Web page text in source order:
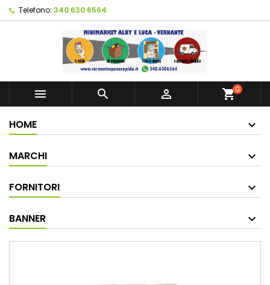
Telefono: 340 630 6564
   shopping_cart0
HOME
MARCHI
FORNITORI
BANNER